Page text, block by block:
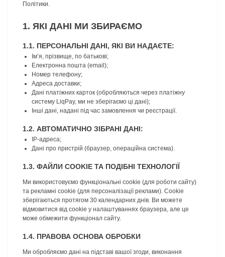
Політики.
1. ЯКІ ДАНІ МИ ЗБИРАЄМО
1.1. ПЕРСОНАЛЬНІ ДАНІ, ЯКІ ВИ НАДАЄТЕ:
Ім’я, прізвище, по батькові;
Електронна пошта (email);
Номер телефону;
Адреса доставки;
Дані платіжних карток (обробляються через платіжну
систему LiqPay, ми не зберігаємо ці дані);
Інші дані, надані під час замовлення чи реєстрації.
1.2. АВТОМАТИЧНО ЗІБРАНІ ДАНІ:
IP-адреса;
Дані про пристрій (браузер, операційна система).
1.3. ФАЙЛИ COOKIE ТА ПОДІБНІ ТЕХНОЛОГІЇ
Ми використовуємо функціональні cookie (для роботи сайту)
та рекламні cookie (для персоналізації реклами). Cookie
зберігаються протягом 30 календарних днів. Ви можете
відмовитися від cookie у налаштуваннях браузера, але це
може обмежити функціонал сайту.
1.4. ПРАВОВА ОСНОВА ОБРОБКИ
Ми обробляємо дані на підставі вашої згоди, виконання